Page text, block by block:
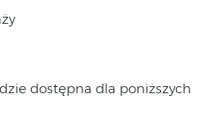
dostępna dla poniższych